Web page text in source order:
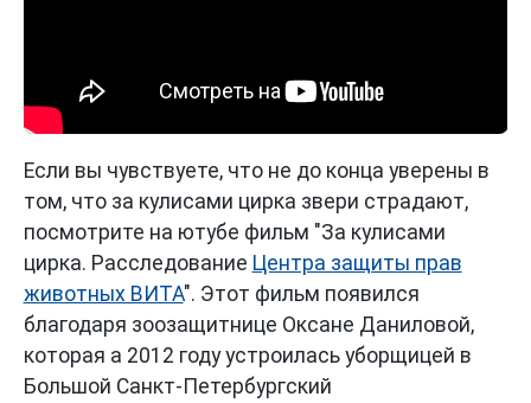
Если вы чувствуете, что не до конца уверены в
том, что за кулисами цирка звери страдают,
посмотрите на ютубе фильм "За кулисами
цирка. Расследование Центра защиты прав
животных ВИТА". Этот фильм появился
благодаря зоозащитнице Оксане Даниловой,
которая а 2012 году устроилась уборщицей в
Большой Санкт-Петербургский